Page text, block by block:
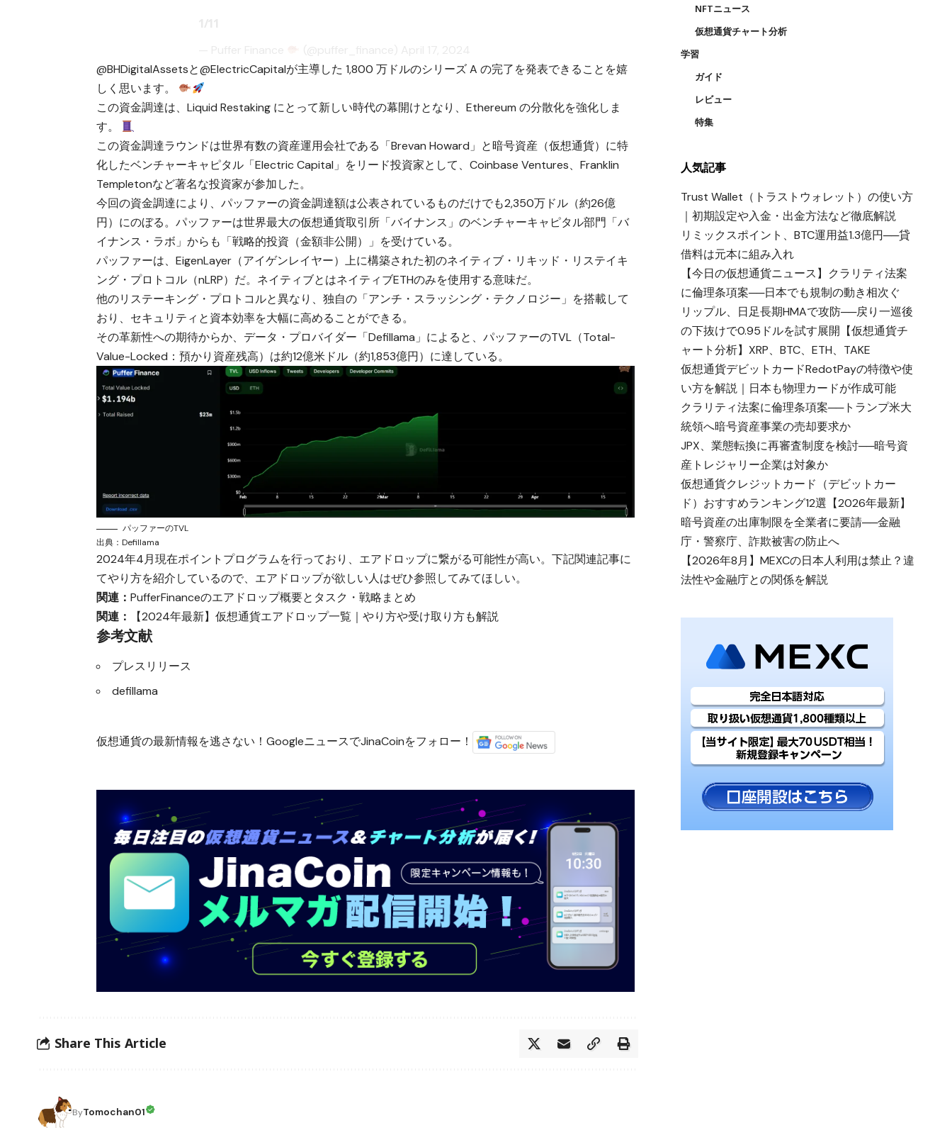
@BHDigitalAssetsと@ElectricCapitalが主導した 1,800 万ドルのシリーズ A の完了を発表できることを嬉
しく思います。
この資金調達は、Liquid Restaking にとって新しい時代の幕開けとなり、Ethereum の分散化を強化しま
す。
この資金調達ラウンドは世界有数の資産運用会社である「Brevan Howard」と暗号資産（仮想通貨）に特
化したベンチャーキャピタル「Electric Capital」をリード投資家として、Coinbase Ventures、Franklin
Templetonなど著名な投資家が参加した。
今回の資金調達により、パッファーの資金調達額は公表されているものだけでも2,350万ドル（約26億
円）にのぼる。パッファーは世界最大の仮想通貨取引所「バイナンス」のベンチャーキャピタル部門「バ
イナンス・ラボ」からも「戦略的投資（金額非公開）」を受けている。
パッファーは、EigenLayer（アイゲンレイヤー）上に構築された初のネイティブ・リキッド・リステイキ
ング・プロトコル（nLRP）だ。ネイティブとはネイティブETHのみを使用する意味だ。
他のリステーキング・プロトコルと異なり、独自の「アンチ・スラッシング・テクノロジー」を搭載して
おり、セキュリティと資本効率を大幅に高めることができる。
その革新性への期待からか、データ・プロバイダー「Defillama」によると、パッファーのTVL（Total-
Value-Locked：預かり資産残高）は約12億米ドル（約1,853億円）に達している。
パッファーのTVL
出典：Defillama
2024年4月現在ポイントプログラムを行っており、エアドロップに繋がる可能性が高い。下記関連記事に
てやり方を紹介しているので、エアドロップが欲しい人はぜひ参照してみてほしい。
関連：PufferFinanceのエアドロップ概要とタスク・戦略まとめ
関連：
【2024年最新】仮想通貨エアドロップ一覧｜やり方や受け取り方も解説
参考文献
プレスリリース
defillama
仮想通貨の最新情報を逃さない！GoogleニュースでJinaCoinをフォロー！
Share This Article
ByTomochan01
NFTニュース
仮想通貨チャート分析
学習
ガイド
レビュー
特集
人気記事
Trust Wallet（トラストウォレット）の使い方
｜初期設定や入金・出金方法など徹底解説
リミックスポイント、BTC運用益1.3億円──貸
借料は元本に組み入れ
【今日の仮想通貨ニュース】クラリティ法案
に倫理条項案──日本でも規制の動き相次ぐ
リップル、日足長期HMAで攻防──戻り一巡後
の下抜けで0.95ドルを試す展開【仮想通貨チ
ャート分析】XRP、BTC、ETH、TAKE
仮想通貨デビットカードRedotPayの特徴や使
い方を解説｜日本も物理カードが作成可能
クラリティ法案に倫理条項案──トランプ米大
統領へ暗号資産事業の売却要求か
JPX、業態転換に再審査制度を検討──暗号資
産トレジャリー企業は対象か
仮想通貨クレジットカード（デビットカー
ド）おすすめランキング12選【2026年最新】
暗号資産の出庫制限を全業者に要請──金融
庁・警察庁、詐欺被害の防止へ
【2026年8月】MEXCの日本人利用は禁止？違
法性や金融庁との関係を解説